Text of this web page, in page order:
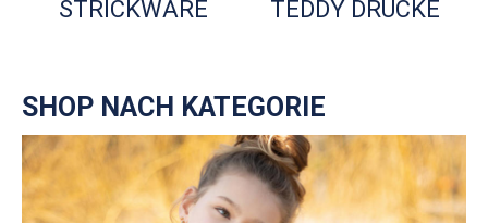
STRICKWARE TEDDY DRUCKE
SHOP NACH KATEGORIE